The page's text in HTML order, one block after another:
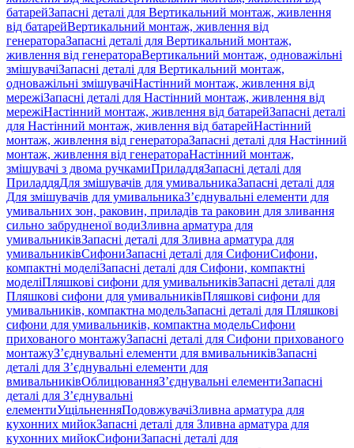
батарейЗапасні деталі для Вертикальний монтаж, живлення
від батарейВертикальний монтаж, живлення від
генератораЗапасні деталі для Вертикальний монтаж,
живлення від генератораВертикальний монтаж, одноважільні
змішувачіЗапасні деталі для Вертикальний монтаж,
одноважільні змішувачіНастінний монтаж, живлення від
мережіЗапасні деталі для Настінний монтаж, живлення від
мережіНастінний монтаж, живлення від батарейЗапасні деталі
для Настінний монтаж, живлення від батарейНастінний
монтаж, живлення від генератораЗапасні деталі для Настінний
монтаж, живлення від генератораНастінний монтаж,
змішувачі з двома ручкамиПриладдяЗапасні деталі для
ПриладдяДля змішувачів для умивальникаЗапасні деталі для
Для змішувачів для умивальникаЗ’єднувальні елементи для
умивальних зон, раковин, приладів та раковин для зливання
сильно забрудненої водиЗливна арматура для
умивальниківЗапасні деталі для Зливна арматура для
умивальниківСифониЗапасні деталі для СифониСифони,
компактні моделіЗапасні деталі для Сифони, компактні
моделіПляшкові сифони для умивальниківЗапасні деталі для
Пляшкові сифони для умивальниківПляшкові сифони для
умивальників, компактна модельЗапасні деталі для Пляшкові
сифони для умивальників, компактна модельСифони
прихованого монтажуЗапасні деталі для Сифони прихованого
монтажуЗ’єднувальні елементи для вмивальниківЗапасні
деталі для З’єднувальні елементи для
вмивальниківОблицюванняЗ’єднувальні елементиЗапасні
деталі для З’єднувальні
елементиУщільненняПодовжувачіЗливна арматура для
кухонних мийокЗапасні деталі для Зливна арматура для
кухонних мийокСифониЗапасні деталі для